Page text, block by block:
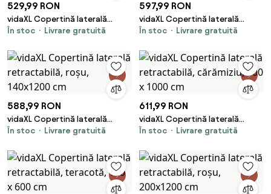
529,99 RON
vidaXL Copertină laterală
retractabilă, roșu, 120 x 1000
În stoc Livrare gratuită
597,99 RON
vidaXL Copertină laterală
retractabilă, cărămiziu, 120 x
În stoc Livrare gratuită
588,99 RON
vidaXL Copertină laterală
retractabilă, roșu, 140x1200 cm
În stoc Livrare gratuită
611,99 RON
vidaXL Copertină laterală
retractabilă, cărămiziu, 100 x
În stoc Livrare gratuită